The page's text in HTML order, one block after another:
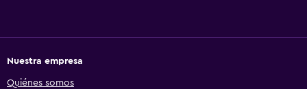
Nuestra empresa
Quiénes somos